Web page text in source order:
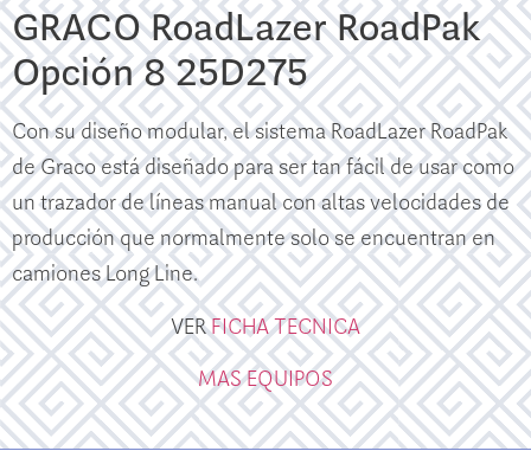
GRACO RoadLazer RoadPak
Opción 8 25D275
Con su diseño modular, el sistema RoadLazer RoadPak
de Graco está diseñado para ser tan fácil de usar como
un trazador de líneas manual con altas velocidades de
producción que normalmente solo se encuentran en
camiones Long Line.
VERFICHA TECNICA
MAS EQUIPOS